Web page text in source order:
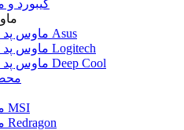
کیبورد
ماوس پد گیمینگ Asus
ماوس پد گیمینگ Logitech
ماوس پد گیمینگ Deep Cool
ماوس گیمینگ MSI
ماوس گیمینگ Redragon